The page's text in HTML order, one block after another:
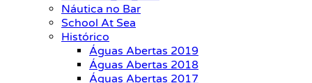
Náutica no Bar
School At Sea
Histórico
Águas Abertas 2019
Águas Abertas 2018
Águas Abertas 2017